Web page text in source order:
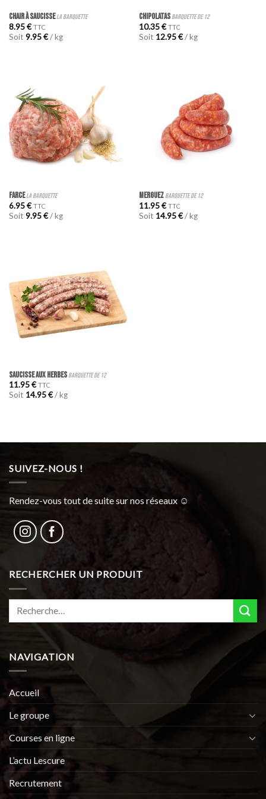
Chair à saucissela barquette
8.95€ TTC
Soit 9.95€/ kg
Chipolatasbarquette de 12
10.35€ TTC
Soit 12.95€/ kg
Farcela barquette
6.95€ TTC
Soit 9.95€/ kg
Merguezbarquette de 12
11.95€ TTC
Soit 14.95€/ kg
Saucisse aux herbesbarquette de 12
11.95€ TTC
Soit 14.95€/ kg
SUIVEZ-NOUS !
Rendez-vous tout de suite sur nos réseaux ☺︎
RECHERCHER UN PRODUIT
Recherche
NAVIGATION
Accueil
Le groupe
Courses en ligne
L’actu Lescure
Recrutement